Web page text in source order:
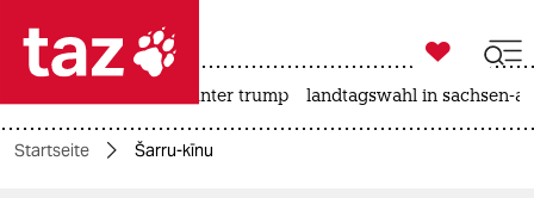
 taz zahl ich
taz zahl ich

taz zahl ich
usa unter trump landtagswahl in sachsen-
Startseite Šarru-kīnu